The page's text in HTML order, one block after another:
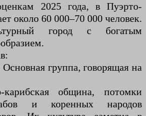
2025 года, в Пуэрто-
около 60 000–70 000 человек.
город с богатым
группа, говорящая на
община, потомки
и коренных народов